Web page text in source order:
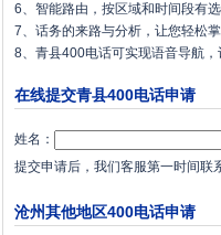
6、智能路由，按区域和时间段有
7、话务的来路与分析，让您轻松
8、青县400电话可实现语音导航
在线提交青县400电话申请
姓名：
提交申请后，我们客服第一时间联
沧州其他地区400电话申请